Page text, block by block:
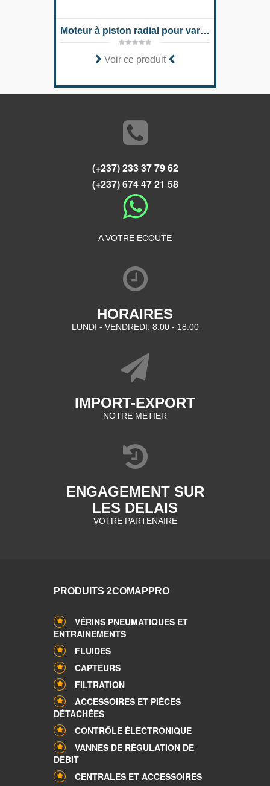
Moteur à piston radial pour variateurs intégrés MCR-H
Voir ce produit
(+237) 233 37 79 62
(+237) 674 47 21 58
A VOTRE ECOUTE
HORAIRES
LUNDI - VENDREDI: 8.00 - 18.00
IMPORT-EXPORT
NOTRE METIER
ENGAGEMENT SUR
LES DELAIS
VOTRE PARTENAIRE
PRODUITS 2COMAPPRO
VÉRINS PNEUMATIQUES ET
ENTRAINEMENTS
FLUIDES
CAPTEURS
FILTRATION
ACCESSOIRES ET PIÈCES
DÉTACHÉES
CONTRÔLE ÉLECTRONIQUE
VANNES DE RÉGULATION DE
DEBIT
CENTRALES ET ACCESSOIRES